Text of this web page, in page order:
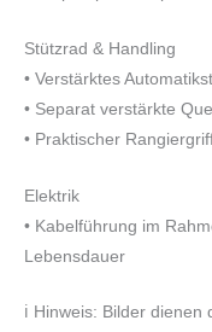
Stützrad & Handling
• Verstärktes
• Separat verstärkte
• Praktischer
Elektrik
• Kabelführung im
Lebensdauer
ℹ️ Hinweis: Bilder dienen